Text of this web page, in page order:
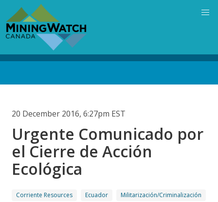
main
content
20 December 2016, 6:27pm EST
Urgente Comunicado por
el Cierre de Acción
Ecológica
Corriente Resources Ecuador Militarización/Criminalización